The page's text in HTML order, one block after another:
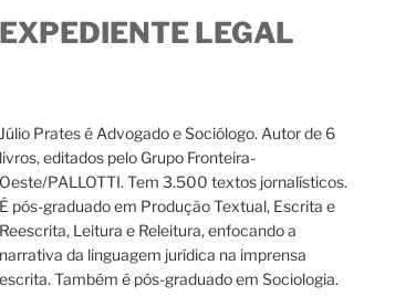
EXPEDIENTE LEGAL
Júlio Prates é Advogado e Sociólogo. Autor de 6
livros, editados pelo Grupo Fronteira-
Oeste/PALLOTTI. Tem 3.500 textos jornalísticos.
É pós-graduado em Produção Textual, Escrita e
Reescrita, Leitura e Releitura, enfocando a
narrativa da linguagem jurídica na imprensa
escrita. Também é pós-graduado em Sociologia.